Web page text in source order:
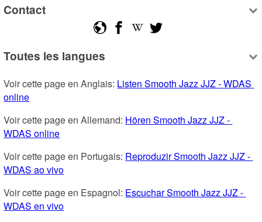
Contact
Toutes les langues
Voir cette page en Anglais: Listen Smooth Jazz JJZ - WDAS
online
Voir cette page en Allemand: Hören Smooth Jazz JJZ -
WDAS online
Voir cette page en Portugais: Reproduzir Smooth Jazz JJZ -
WDAS ao vivo
Voir cette page en Espagnol: Escuchar Smooth Jazz JJZ -
WDAS en vivo